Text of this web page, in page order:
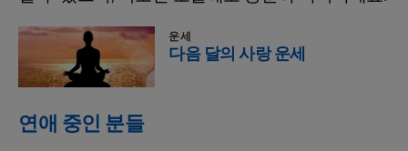
운세
다음 달의 사랑 운세
연애 중인 분들